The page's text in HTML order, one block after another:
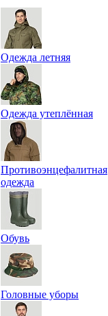
Одежда летняя
Одежда утеплённая
Противоэнцефалитная
одежда
Обувь
Головные уборы